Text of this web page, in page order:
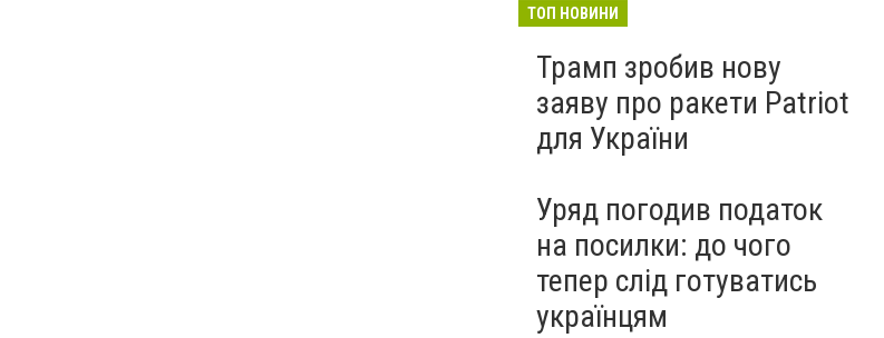
ТОП НОВИНИ
Трамп зробив нову
заяву про ракети Patriot
для України
Уряд погодив податок
на посилки: до чого
тепер слід готуватись
українцям